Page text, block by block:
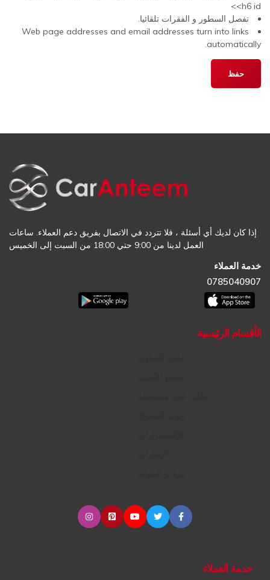
<h6 id>
تفصل السطور و الفقرات تلقائيا.
Web page addresses and email addresses turn into links
automatically.
إذا كان لديك أي أسئلة ، فلا تتردد في الاتصال بفريق دعم العملاء. ساعات
العمل لدينا من 9:00 حتي 18:00 من السبت إلى الخميس
خدمة العملاء
0785040907
الأقسام الرئيسية
خدمة العملاء